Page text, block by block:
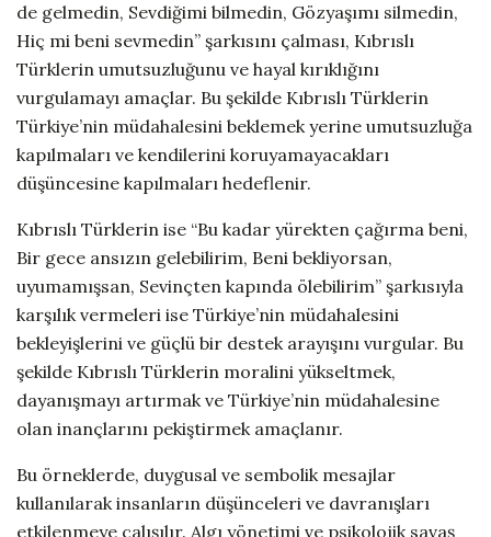
de gelmedin, Sevdiğimi bilmedin, Gözyaşımı silmedin,
Hiç mi beni sevmedin” şarkısını çalması, Kıbrıslı
Türklerin umutsuzluğunu ve hayal kırıklığını
vurgulamayı amaçlar. Bu şekilde Kıbrıslı Türklerin
Türkiye’nin müdahalesini beklemek yerine umutsuzluğa
kapılmaları ve kendilerini koruyamayacakları
düşüncesine kapılmaları hedeflenir.
Kıbrıslı Türklerin ise “Bu kadar yürekten çağırma beni,
Bir gece ansızın gelebilirim, Beni bekliyorsan,
uyumamışsan, Sevinçten kapında ölebilirim” şarkısıyla
karşılık vermeleri ise Türkiye’nin müdahalesini
bekleyişlerini ve güçlü bir destek arayışını vurgular. Bu
şekilde Kıbrıslı Türklerin moralini yükseltmek,
dayanışmayı artırmak ve Türkiye’nin müdahalesine
olan inançlarını pekiştirmek amaçlanır.
Bu örneklerde, duygusal ve sembolik mesajlar
kullanılarak insanların düşünceleri ve davranışları
etkilenmeye çalışılır. Algı yönetimi ve psikolojik savaş